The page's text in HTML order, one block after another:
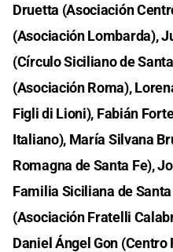
Druetta (Asociación
(Asociación Lombarda),
(Círculo Siciliano de
(Asociación Roma),
Figli di Lioni), Fabián
Italiano), María Silvana
Romagna de Santa Fe),
Familia Siciliana de
(Asociación Fratelli
Daniel Ángel Gon (Centro